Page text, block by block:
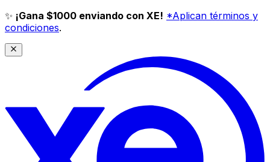
✨ ¡Gana $1000 enviando con XE! *Aplican términos y
condiciones.